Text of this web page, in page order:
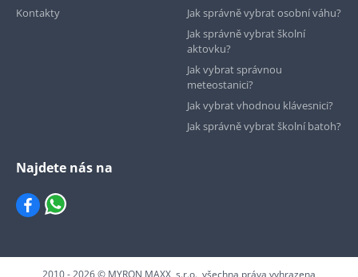
Kontakty
Jak správně vybrat osobní váhu?
Jak správně vybrat školní
aktovku?
Jak vybrat správnou
meteostanici?
Jak vybrat vhodnou klávesnici?
Jak správně vybrat školní batoh?
Najdete nás na
2010 - 2026 © MYRON MAXX, s.r.o., všechna práva vyhrazena